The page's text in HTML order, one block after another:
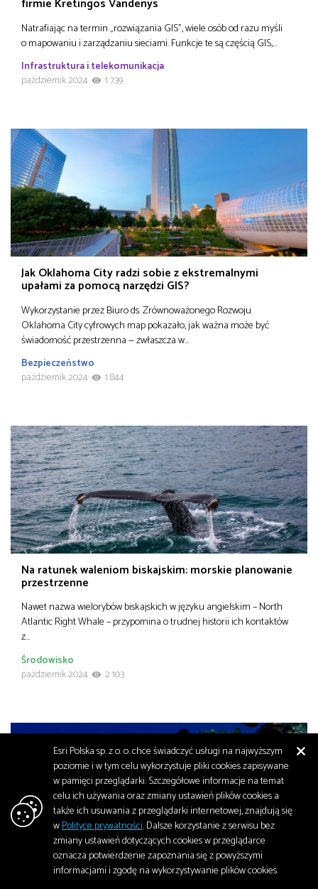
firmie Kretingos Vandenys
Natrafiając na termin „rozwiązania GIS”, wiele osób od razu myśli
o mapowaniu i zarządzaniu sieciami. Funkcje te są częścią GIS,…
Infrastruktura i telekomunikacja
październik 2024
1 739
Jak Oklahoma City radzi sobie z ekstremalnymi
upałami za pomocą narzędzi GIS?
Wykorzystanie przez Biuro ds. Zrównoważonego Rozwoju
Oklahoma City cyfrowych map pokazało, jak ważna może być
świadomość przestrzenna — zwłaszcza w…
Bezpieczeństwo
październik 2024
1 844
Na ratunek waleniom biskajskim: morskie planowanie
przestrzenne
Nawet nazwa wielorybów biskajskich w języku angielskim – North
Atlantic Right Whale – przypomina o trudnej historii ich kontaktów
z…
Środowisko
październik 2024
2 103
Rafy koralowe na rozdrożu: „Każdy koralowiec,
którego widzimy, walczy o przetrwanie”
Esri Polska sp. z o. o. chce świadczyć usługi na najwyższym
poziomie i w tym celu wykorzystuje pliki cookies zapisywane
w pamięci przeglądarki. Szczegółowe informacje na temat
celu ich używania oraz zmiany ustawień plików cookies a
także ich usuwania z przeglądarki internetowej, znajdują się
wPolityce prywatności. Dalsze korzystanie z serwisu bez
zmiany ustawień dotyczących cookies w przeglądarce
oznacza potwierdzenie zapoznania się z powyższymi
informacjami i zgodę na wykorzystywanie plików cookies.